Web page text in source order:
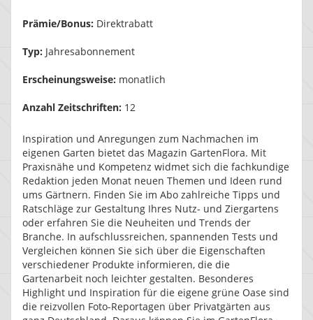
Prämie/Bonus: Direktrabatt
Typ: Jahresabonnement
Erscheinungsweise: monatlich
Anzahl Zeitschriften: 12
Inspiration und Anregungen zum Nachmachen im
eigenen Garten bietet das Magazin GartenFlora. Mit
Praxisnähe und Kompetenz widmet sich die fachkundige
Redaktion jeden Monat neuen Themen und Ideen rund
ums Gärtnern. Finden Sie im Abo zahlreiche Tipps und
Ratschläge zur Gestaltung Ihres Nutz- und Ziergartens
oder erfahren Sie die Neuheiten und Trends der
Branche. In aufschlussreichen, spannenden Tests und
Vergleichen können Sie sich über die Eigenschaften
verschiedener Produkte informieren, die die
Gartenarbeit noch leichter gestalten. Besonderes
Highlight und Inspiration für die eigene grüne Oase sind
die reizvollen Foto-Reportagen über Privatgärten aus